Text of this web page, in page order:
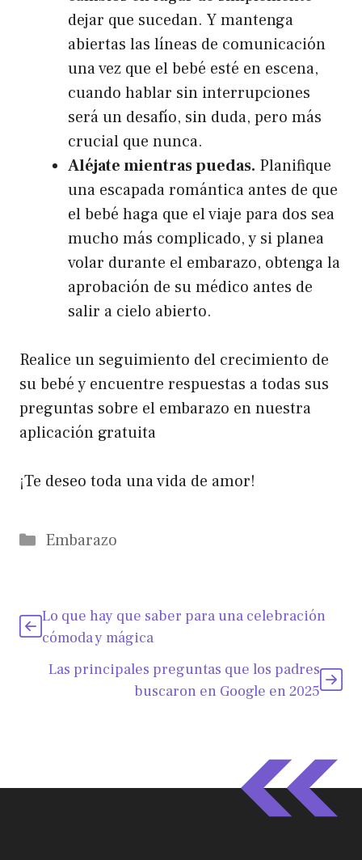
dejar que sucedan. Y mantenga
abiertas las líneas de comunicación
una vez que el bebé esté en escena,
cuando hablar sin interrupciones
será un desafío, sin duda, pero más
crucial que nunca.
Aléjate mientras puedas. Planifique
una escapada romántica antes de que
el bebé haga que el viaje para dos sea
mucho más complicado, y si planea
volar durante el embarazo, obtenga la
aprobación de su médico antes de
salir a cielo abierto.
Realice un seguimiento del crecimiento de
su bebé y encuentre respuestas a todas sus
preguntas sobre el embarazo en nuestra
aplicación gratuita
¡Te deseo toda una vida de amor!
Categorías
Embarazo
Lo que hay que saber para una celebración
cómoda y mágica
Las principales preguntas que los padres
buscaron en Google en 2025